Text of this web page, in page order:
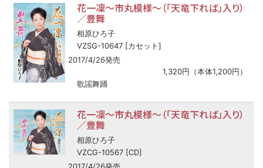
花一凜～市丸模様～（「天竜下れば」入り）
／豊舞
相原ひろ子
VZSG-10647 [カセット]
2017/4/26発売
1,320円（本体1,200円）
歌謡舞踊
花一凜～市丸模様～（「天竜下れば」入り）
／豊舞
相原ひろ子
VZCG-10567 [CD]